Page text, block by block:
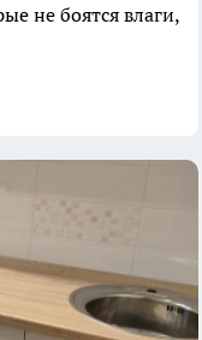
не боятся влаги,